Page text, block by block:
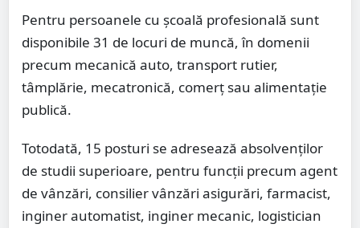
Pentru persoanele cu școală profesională sunt
disponibile 31 de locuri de muncă, în domenii
precum mecanică auto, transport rutier,
tâmplărie, mecatronică, comerț sau alimentație
publică.
Totodată, 15 posturi se adresează absolvenților
de studii superioare, pentru funcții precum agent
de vânzări, consilier vânzări asigurări, farmacist,
inginer automatist, inginer mecanic, logistician